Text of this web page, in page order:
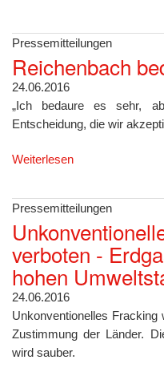
Pressemitteilungen
Reichenbach
24.06.2016
„Ich bedaure es sehr,
Entscheidung, die wir
Weiterlesen
Pressemitteilungen
verboten -
hohen
24.06.2016
Unkonventionelles
Zustimmung der Länder.
wird sauber.